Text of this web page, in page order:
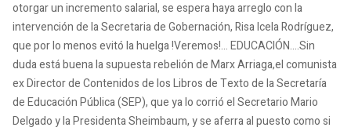
otorgar un incremento salarial, se espera haya arreglo con la
intervención de la Secretaria de Gobernación, Risa Icela Rodríguez,
que por lo menos evitó la huelga !Veremos!... EDUCACIÓN....Sin
duda está buena la supuesta rebelión de Marx Arriaga,el comunista
ex Director de Contenidos de los Libros de Texto de la Secretaría
de Educación Pública (SEP), que ya lo corrió el Secretario Mario
Delgado y la Presidenta Sheimbaum, y se aferra al puesto como si